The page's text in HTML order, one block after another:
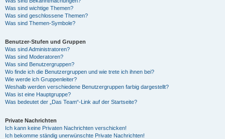
Was sind wichtige Themen?
Was sind geschlossene Themen?
Was sind Themen-Symbole?
Benutzer-Stufen und Gruppen
Was sind Administratoren?
Was sind Moderatoren?
Was sind Benutzergruppen?
Wo finde ich die Benutzergruppen und wie trete ich ihnen bei?
Wie werde ich Gruppenleiter?
Weshalb werden verschiedene Benutzergruppen farbig dargestellt?
Was ist eine Hauptgruppe?
Was bedeutet der „Das Team“-Link auf der Startseite?
Private Nachrichten
Ich kann keine Privaten Nachrichten verschicken!
Ich bekomme ständig unerwünschte Private Nachrichten!